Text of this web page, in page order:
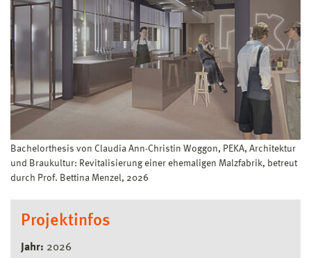
Bachelorthesis von Claudia Ann-Christin Woggon, PEKA, Architektur
und Braukultur: Revitalisierung einer ehemaligen Malzfabrik, betreut
durch Prof. Bettina Menzel, 2026
Projektinfos
Jahr: 2026